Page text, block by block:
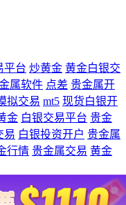
平台 炒黄金 黄金白银交
属软件 点差 贵金属开
拟交易 mt5 现货白银开
金 白银交易平台 贵金
易 白银投资开户 贵金属
行情 贵金属交易 黄金